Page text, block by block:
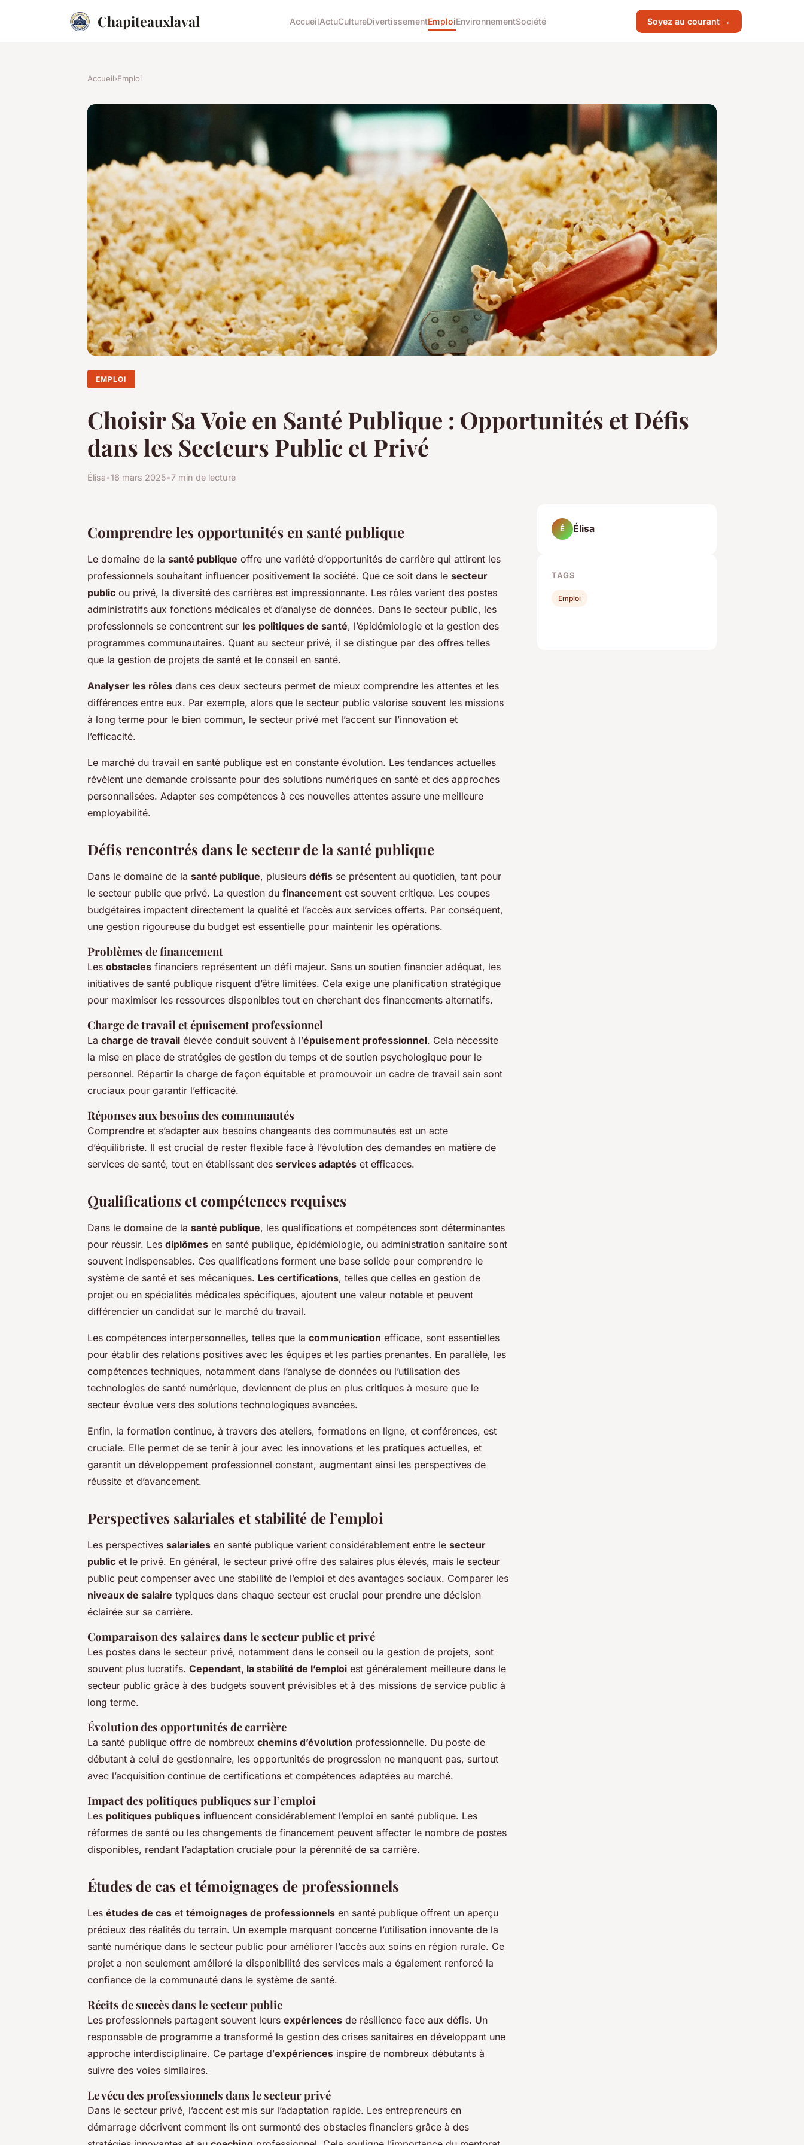
Chapiteauxlaval AccueilActuCultureDivertissementEmploiEnvironnementSociété Soyez au courant →
Accueil›Emploi
EMPLOI
Choisir Sa Voie en Santé Publique : Opportunités et Défis
dans les Secteurs Public et Privé
Élisa•16 mars 2025•7 min de lecture
Comprendre les opportunités en santé publique
Le domaine de la santé publique offre une variété d’opportunités de carrière qui attirent les
professionnels souhaitant influencer positivement la société. Que ce soit dans le secteur
public ou privé, la diversité des carrières est impressionnante. Les rôles varient des postes
administratifs aux fonctions médicales et d’analyse de données. Dans le secteur public, les
professionnels se concentrent sur les politiques de santé, l’épidémiologie et la gestion des
programmes communautaires. Quant au secteur privé, il se distingue par des offres telles
que la gestion de projets de santé et le conseil en santé.
Analyser les rôles dans ces deux secteurs permet de mieux comprendre les attentes et les
différences entre eux. Par exemple, alors que le secteur public valorise souvent les missions
à long terme pour le bien commun, le secteur privé met l’accent sur l’innovation et
l’efficacité.
Le marché du travail en santé publique est en constante évolution. Les tendances actuelles
révèlent une demande croissante pour des solutions numériques en santé et des approches
personnalisées. Adapter ses compétences à ces nouvelles attentes assure une meilleure
employabilité.
Défis rencontrés dans le secteur de la santé publique
Dans le domaine de la santé publique, plusieurs défis se présentent au quotidien, tant pour
le secteur public que privé. La question du financement est souvent critique. Les coupes
budgétaires impactent directement la qualité et l’accès aux services offerts. Par conséquent,
une gestion rigoureuse du budget est essentielle pour maintenir les opérations.
Problèmes de financement
Les obstacles financiers représentent un défi majeur. Sans un soutien financier adéquat, les
initiatives de santé publique risquent d’être limitées. Cela exige une planification stratégique
pour maximiser les ressources disponibles tout en cherchant des financements alternatifs.
Charge de travail et épuisement professionnel
La charge de travail élevée conduit souvent à l’épuisement professionnel. Cela nécessite
la mise en place de stratégies de gestion du temps et de soutien psychologique pour le
personnel. Répartir la charge de façon équitable et promouvoir un cadre de travail sain sont
cruciaux pour garantir l’efficacité.
Réponses aux besoins des communautés
Comprendre et s’adapter aux besoins changeants des communautés est un acte
d’équilibriste. Il est crucial de rester flexible face à l’évolution des demandes en matière de
services de santé, tout en établissant des services adaptés et efficaces.
Qualifications et compétences requises
Dans le domaine de la santé publique, les qualifications et compétences sont déterminantes
pour réussir. Les diplômes en santé publique, épidémiologie, ou administration sanitaire sont
souvent indispensables. Ces qualifications forment une base solide pour comprendre le
système de santé et ses mécaniques. Les certifications, telles que celles en gestion de
projet ou en spécialités médicales spécifiques, ajoutent une valeur notable et peuvent
différencier un candidat sur le marché du travail.
Les compétences interpersonnelles, telles que la communication efficace, sont essentielles
pour établir des relations positives avec les équipes et les parties prenantes. En parallèle, les
compétences techniques, notamment dans l’analyse de données ou l’utilisation des
technologies de santé numérique, deviennent de plus en plus critiques à mesure que le
secteur évolue vers des solutions technologiques avancées.
Enfin, la formation continue, à travers des ateliers, formations en ligne, et conférences, est
cruciale. Elle permet de se tenir à jour avec les innovations et les pratiques actuelles, et
garantit un développement professionnel constant, augmentant ainsi les perspectives de
réussite et d’avancement.
Perspectives salariales et stabilité de l’emploi
Les perspectives salariales en santé publique varient considérablement entre le secteur
public et le privé. En général, le secteur privé offre des salaires plus élevés, mais le secteur
public peut compenser avec une stabilité de l’emploi et des avantages sociaux. Comparer les
niveaux de salaire typiques dans chaque secteur est crucial pour prendre une décision
éclairée sur sa carrière.
Comparaison des salaires dans le secteur public et privé
Les postes dans le secteur privé, notamment dans le conseil ou la gestion de projets, sont
souvent plus lucratifs. Cependant, la stabilité de l’emploi est généralement meilleure dans le
secteur public grâce à des budgets souvent prévisibles et à des missions de service public à
long terme.
Évolution des opportunités de carrière
La santé publique offre de nombreux chemins d’évolution professionnelle. Du poste de
débutant à celui de gestionnaire, les opportunités de progression ne manquent pas, surtout
avec l’acquisition continue de certifications et compétences adaptées au marché.
Impact des politiques publiques sur l’emploi
Les politiques publiques influencent considérablement l’emploi en santé publique. Les
réformes de santé ou les changements de financement peuvent affecter le nombre de postes
disponibles, rendant l’adaptation cruciale pour la pérennité de sa carrière.
Études de cas et témoignages de professionnels
Les études de cas et témoignages de professionnels en santé publique offrent un aperçu
précieux des réalités du terrain. Un exemple marquant concerne l’utilisation innovante de la
santé numérique dans le secteur public pour améliorer l’accès aux soins en région rurale. Ce
projet a non seulement amélioré la disponibilité des services mais a également renforcé la
confiance de la communauté dans le système de santé.
Récits de succès dans le secteur public
Les professionnels partagent souvent leurs expériences de résilience face aux défis. Un
responsable de programme a transformé la gestion des crises sanitaires en développant une
approche interdisciplinaire. Ce partage d’expériences inspire de nombreux débutants à
suivre des voies similaires.
Le vécu des professionnels dans le secteur privé
Dans le secteur privé, l’accent est mis sur l’adaptation rapide. Les entrepreneurs en
démarrage décrivent comment ils ont surmonté des obstacles financiers grâce à des
É Élisa
TAGS
Emploi